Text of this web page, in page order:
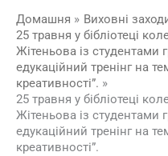
Домашня
Виховні
25 травня у бібліотеці
Жітеньова із студентами
едукаційний тренінг на
креативності”.
25 травня у бібліотеці
Жітеньова із студентами
едукаційний тренінг на
креативності”.